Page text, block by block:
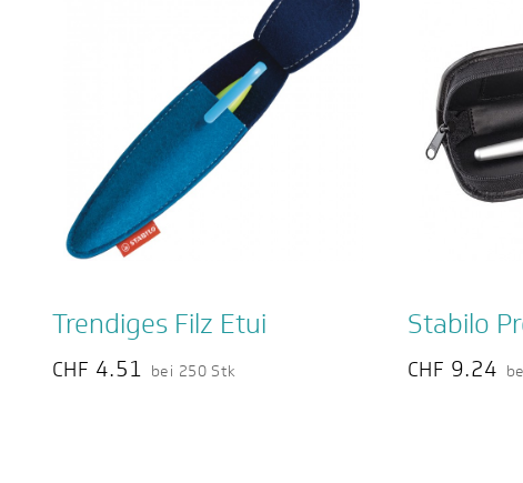
Trendiges Filz Etui
CHF 4.51 bei 250 Stk
Stabilo
CHF 9.24